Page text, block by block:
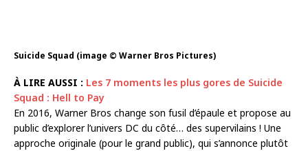
Suicide Squad (image © Warner Bros Pictures)
À LIRE AUSSI : Les 7 moments les plus gores de Suicide
Squad : Hell to Pay
En 2016, Warner Bros change son fusil d’épaule et propose au
public d’explorer l’univers DC du côté… des supervilains ! Une
approche originale (pour le grand public), qui s’annonce plutôt